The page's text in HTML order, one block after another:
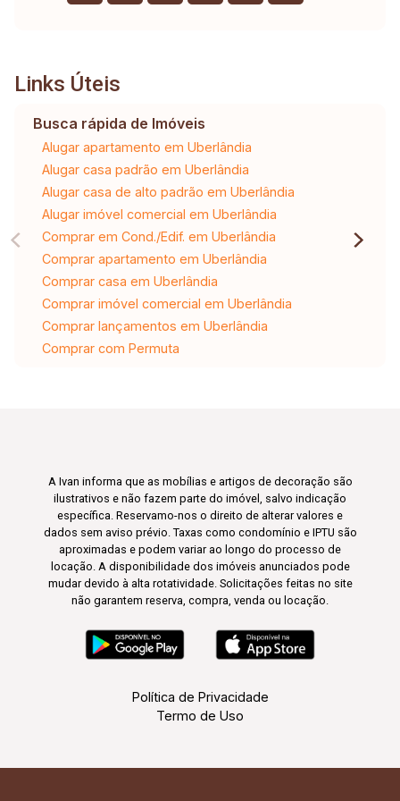
Câmeras 24 Horas, - Cercas Elétricas Por Todo
Bastante Arborizado, - Jardins Floridos
Extremamente Bem Cuidados, - Áreas De
Convivência Agradáveis Com Bancos, - Quadra
De Esportes (Futebol, Etc.), - Playground Para
Crianças.
Links Úteis
Busca rápida de Imóveis
Alugar apartamento em Uberlândia
Alugar casa padrão em Uberlândia
Alugar casa de alto padrão em Uberlândia
Alugar imóvel comercial em Uberlândia
Comprar em Cond./Edif. em Uberlândia
Comprar apartamento em Uberlândia
Comprar casa em Uberlândia
Comprar imóvel comercial em Uberlândia
Comprar lançamentos em Uberlândia
Comprar com Permuta
A Ivan informa que as mobílias e artigos de decoração são
ilustrativos e não fazem parte do imóvel, salvo indicação
específica. Reservamo-nos o direito de alterar valores e
dados sem aviso prévio. Taxas como condomínio e IPTU são
aproximadas e podem variar ao longo do processo de
locação. A disponibilidade dos imóveis anunciados pode
mudar devido à alta rotatividade. Solicitações feitas no site
não garantem reserva, compra, venda ou locação.
Política de Privacidade
Termo de Uso